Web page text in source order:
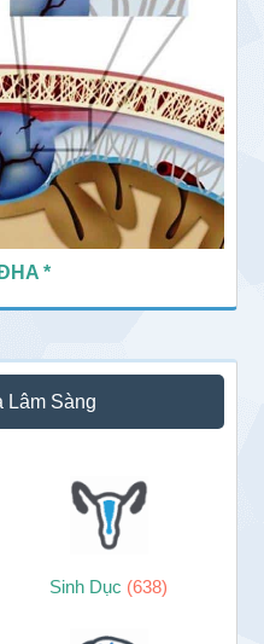
*
Lâm Sàng
Sinh Dục (638)